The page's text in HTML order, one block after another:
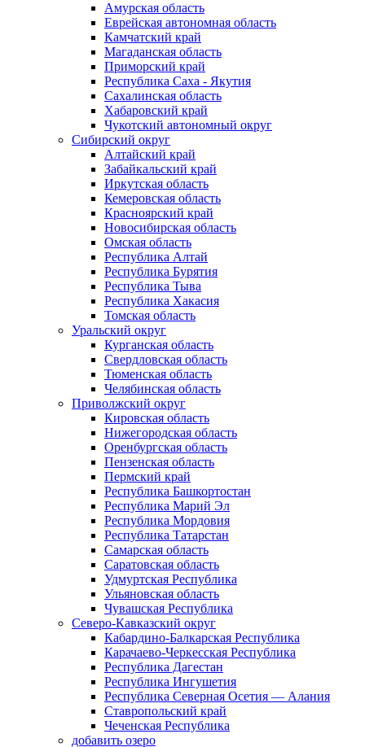
Амурская область
Еврейская автономная область
Камчатский край
Магаданская область
Приморский край
Республика Саха - Якутия
Сахалинская область
Хабаровский край
Чукотский автономный округ
Сибирский округ
Алтайский край
Забайкальский край
Иркутская область
Кемеровская область
Красноярский край
Новосибирская область
Омская область
Республика Алтай
Республика Бурятия
Республика Тыва
Республика Хакасия
Томская область
Уральский округ
Курганская область
Свердловская область
Тюменская область
Челябинская область
Приволжский округ
Кировская область
Нижегородская область
Оренбургская область
Пензенская область
Пермский край
Республика Башкортостан
Республика Марий Эл
Республика Мордовия
Республика Татарстан
Самарская область
Саратовская область
Удмуртская Республика
Ульяновская область
Чувашская Республика
Северо-Кавказский округ
Кабардино-Балкарская Республика
Карачаево-Черкесская Республика
Республика Дагестан
Республика Ингушетия
Республика Северная Осетия — Алания
Ставропольский край
Чеченская Республика
добавить озеро